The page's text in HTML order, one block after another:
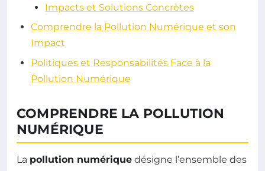
Impacts et Solutions Concrètes
Comprendre la Pollution Numérique et son
Impact
Politiques et Responsabilités Face à la
Pollution Numérique
COMPRENDRE LA POLLUTION
NUMÉRIQUE
La pollution numérique désigne l’ensemble des